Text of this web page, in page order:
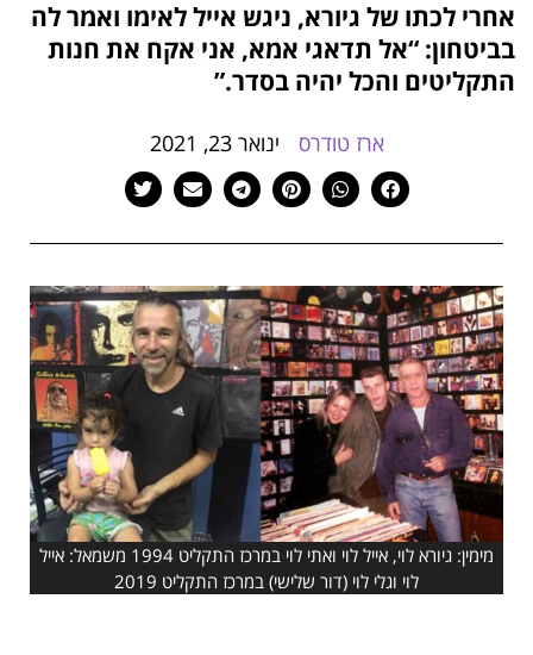
format_underlined הוסף קו תחתון לקישורים
font_download סמן קישורים
את
האפשרויות
אחרי לכתו של גיורא, ניגש אייל לאימו ואמר לה
בביטחון: “אל תדאגי אמא, אני אקח את חנות
התקליטים והכל יהיה בסדר.”
ארז טודרס ינואר 23, 2021
מימין: גיורא לוי, אייל לוי ואתי לוי במרכז התקליט 1994 משמאל: אייל
לוי וגלי לוי (דור שלישי) במרכז התקליט 2019